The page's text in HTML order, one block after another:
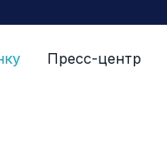
Пресс-центр